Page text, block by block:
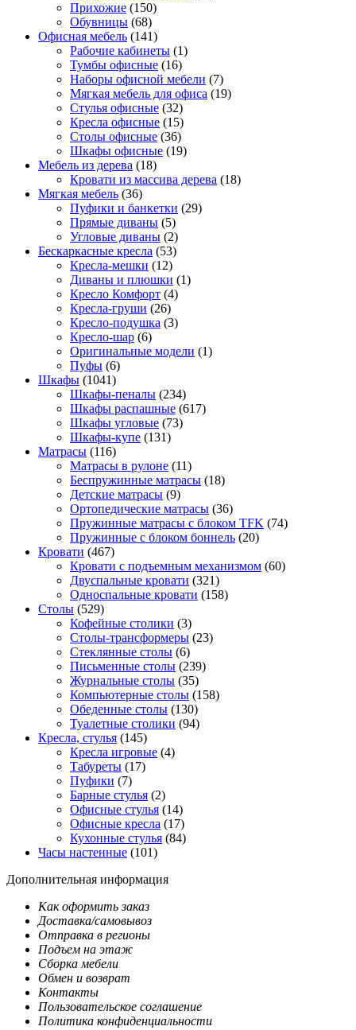
Прихожие (150)
Обувницы (68)
Офисная мебель (141)
Рабочие кабинеты (1)
Тумбы офисные (16)
Наборы офисной мебели (7)
Мягкая мебель для офиса (19)
Стулья офисные (32)
Кресла офисные (15)
Столы офисные (36)
Шкафы офисные (19)
Мебель из дерева (18)
Кровати из массива дерева (18)
Мягкая мебель (36)
Пуфики и банкетки (29)
Прямые диваны (5)
Угловые диваны (2)
Бескаркасные кресла (53)
Кресла-мешки (12)
Диваны и плюшки (1)
Кресло Комфорт (4)
Кресла-груши (26)
Кресло-подушка (3)
Кресло-шар (6)
Оригинальные модели (1)
Пуфы (6)
Шкафы (1041)
Шкафы-пеналы (234)
Шкафы распашные (617)
Шкафы угловые (73)
Шкафы-купе (131)
Матрасы (116)
Матрасы в рулоне (11)
Беспружинные матрасы (18)
Детские матрасы (9)
Ортопедические матрасы (36)
Пружинные матрасы с блоком TFK (74)
Пружинные с блоком боннель (20)
Кровати (467)
Кровати с подъемным механизмом (60)
Двуспальные кровати (321)
Односпальные кровати (158)
Столы (529)
Кофейные столики (3)
Столы-трансформеры (23)
Стеклянные столы (6)
Письменные столы (239)
Журнальные столы (35)
Компьютерные столы (158)
Обеденные столы (130)
Туалетные столики (94)
Кресла, стулья (145)
Кресла игровые (4)
Табуреты (17)
Пуфики (7)
Барные стулья (2)
Офисные стулья (14)
Офисные кресла (17)
Кухонные стулья (84)
Часы настенные (101)
Дополнительная информация
Как оформить заказ
Доставка/самовывоз
Отправка в регионы
Подъем на этаж
Сборка мебели
Обмен и возврат
Контакты
Пользовательское соглашение
Политика конфиденциальности